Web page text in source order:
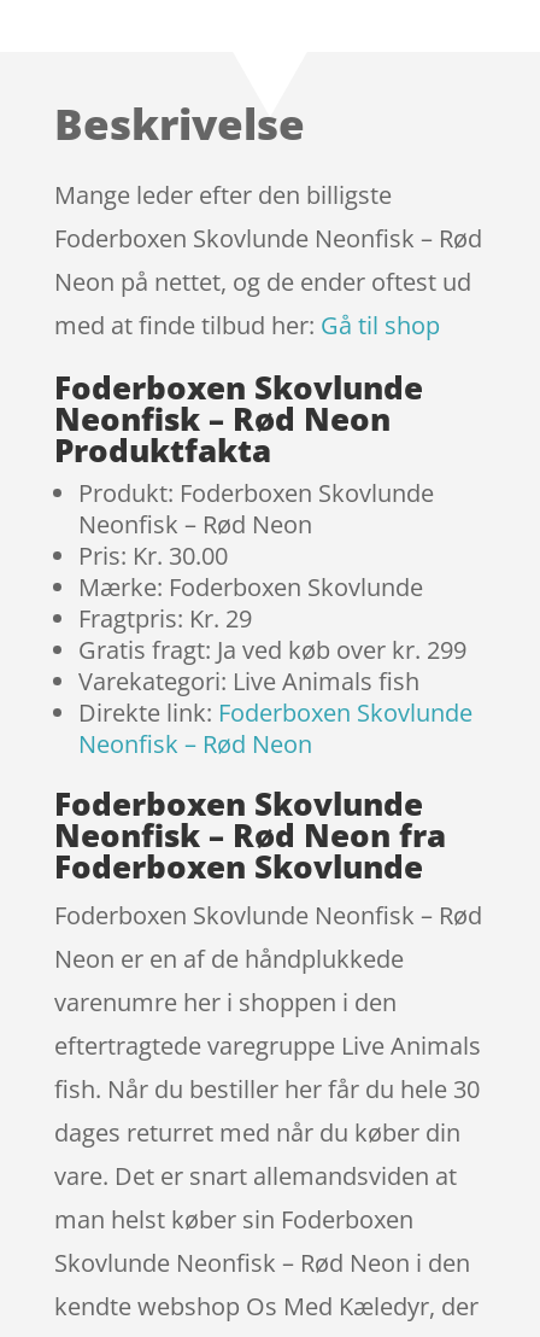
kundebedø
Beskrivelse
Mange leder efter den billigste
Foderboxen Skovlunde Neonfisk – Rød
Neon på nettet, og de ender oftest ud
med at finde tilbud her: Gå til shop
Foderboxen Skovlunde
Neonfisk – Rød Neon
Produktfakta
Produkt: Foderboxen Skovlunde
Neonfisk – Rød Neon
Pris: Kr. 30.00
Mærke: Foderboxen Skovlunde
Fragtpris: Kr. 29
Gratis fragt: Ja ved køb over kr. 299
Varekategori: Live Animals fish
Direkte link: Foderboxen Skovlunde
Neonfisk – Rød Neon
Foderboxen Skovlunde
Neonfisk – Rød Neon fra
Foderboxen Skovlunde
Foderboxen Skovlunde Neonfisk – Rød
Neon er en af de håndplukkede
varenumre her i shoppen i den
eftertragtede varegruppe Live Animals
fish. Når du bestiller her får du hele 30
dages returret med når du køber din
vare. Det er snart allemandsviden at
man helst køber sin Foderboxen
Skovlunde Neonfisk – Rød Neon i den
kendte webshop Os Med Kæledyr, der